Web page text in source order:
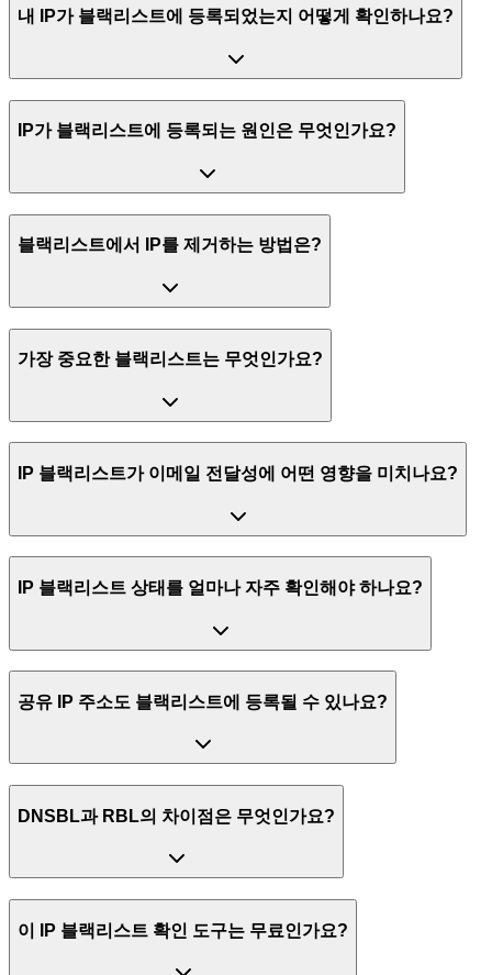
내 IP가 블랙리스트에 등록되었는지 어떻게 확인하나요?
IP가 블랙리스트에 등록되는 원인은 무엇인가요?
블랙리스트에서 IP를 제거하는 방법은?
가장 중요한 블랙리스트는 무엇인가요?
IP 블랙리스트가 이메일 전달성에 어떤 영향을 미치나요?
IP 블랙리스트 상태를 얼마나 자주 확인해야 하나요?
공유 IP 주소도 블랙리스트에 등록될 수 있나요?
DNSBL과 RBL의 차이점은 무엇인가요?
이 IP 블랙리스트 확인 도구는 무료인가요?